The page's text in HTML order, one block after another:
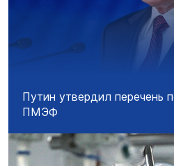
Путин утвердил перечень
ПМЭФ